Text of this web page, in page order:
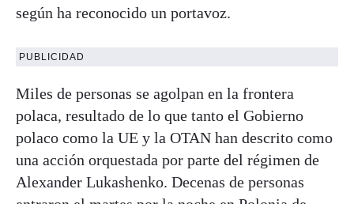
según ha reconocido un portavoz.
PUBLICIDAD
Miles de personas se agolpan en la frontera
polaca, resultado de lo que tanto el Gobierno
polaco como la UE y la OTAN han descrito como
una acción orquestada por parte del régimen de
Alexander Lukashenko. Decenas de personas